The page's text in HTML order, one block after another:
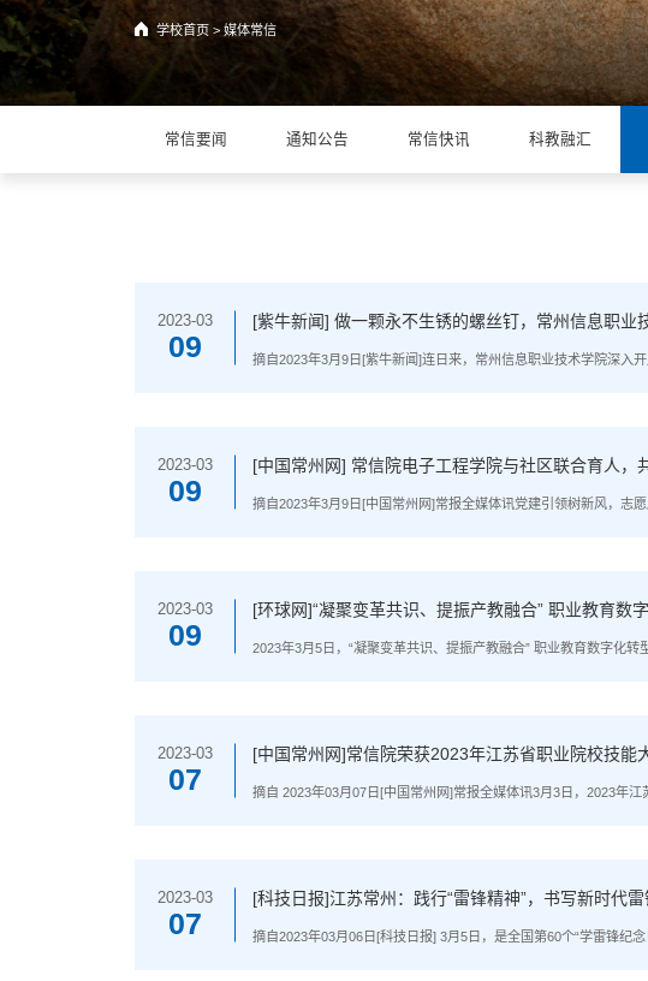
学校首页> 媒体常信
常信要闻 通知公告 常信快讯 科教融汇
2023-03
09
[紫牛新闻] 做一颗永不生锈的螺丝钉，常州信息职业
摘自2023年3月9日[紫牛新闻]连日来，常州信息职业技术学院深入
2023-03
09
[中国常州网] 常信院电子工程学院与社区联合育人，
摘自2023年3月9日[中国常州网]常报全媒体讯党建引领树新风，志
2023-03
09
[环球网]“凝聚变革共识、提振产教融合” 职业教育数
2023年3月5日，“凝聚变革共识、提振产教融合” 职业教育数字化
2023-03
07
[中国常州网]常信院荣获2023年江苏省职业院校技能
摘自 2023年03月07日[中国常州网]常报全媒体讯3月3日，2023年
2023-03
07
[科技日报]江苏常州：践行“雷锋精神”，书写新时代
摘自2023年03月06日[科技日报] 3月5日，是全国第60个“学雷锋纪